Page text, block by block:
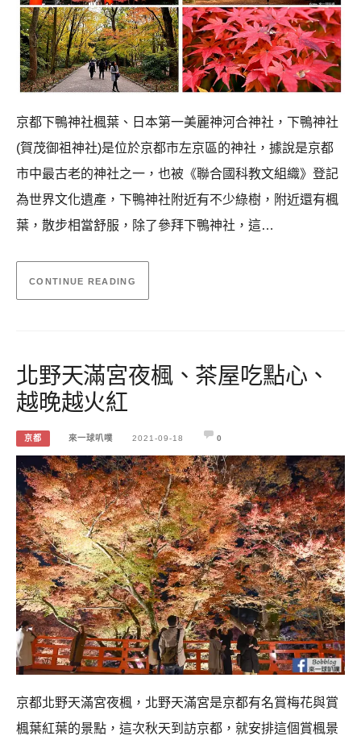
京都下鴨神社楓葉、日本第一美麗神河合神社，下鴨神社
(賀茂御祖神社)是位於京都市左京區的神社，據說是京都
市中最古老的神社之一，也被《聯合國科教文組織》登記
為世界文化遺產，下鴨神社附近有不少綠樹，附近還有楓
葉，散步相當舒服，除了參拜下鴨神社，這…
CONTINUE READING
北野天滿宮夜楓、茶屋吃點心、
越晚越火紅
京都 來一球叭噗 2021-09-18 0
京都北野天滿宮夜楓，北野天滿宮是京都有名賞梅花與賞
楓葉紅葉的景點，這次秋天到訪京都，就安排這個賞楓景